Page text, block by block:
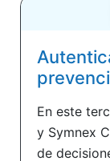
En este
y Symnex
de